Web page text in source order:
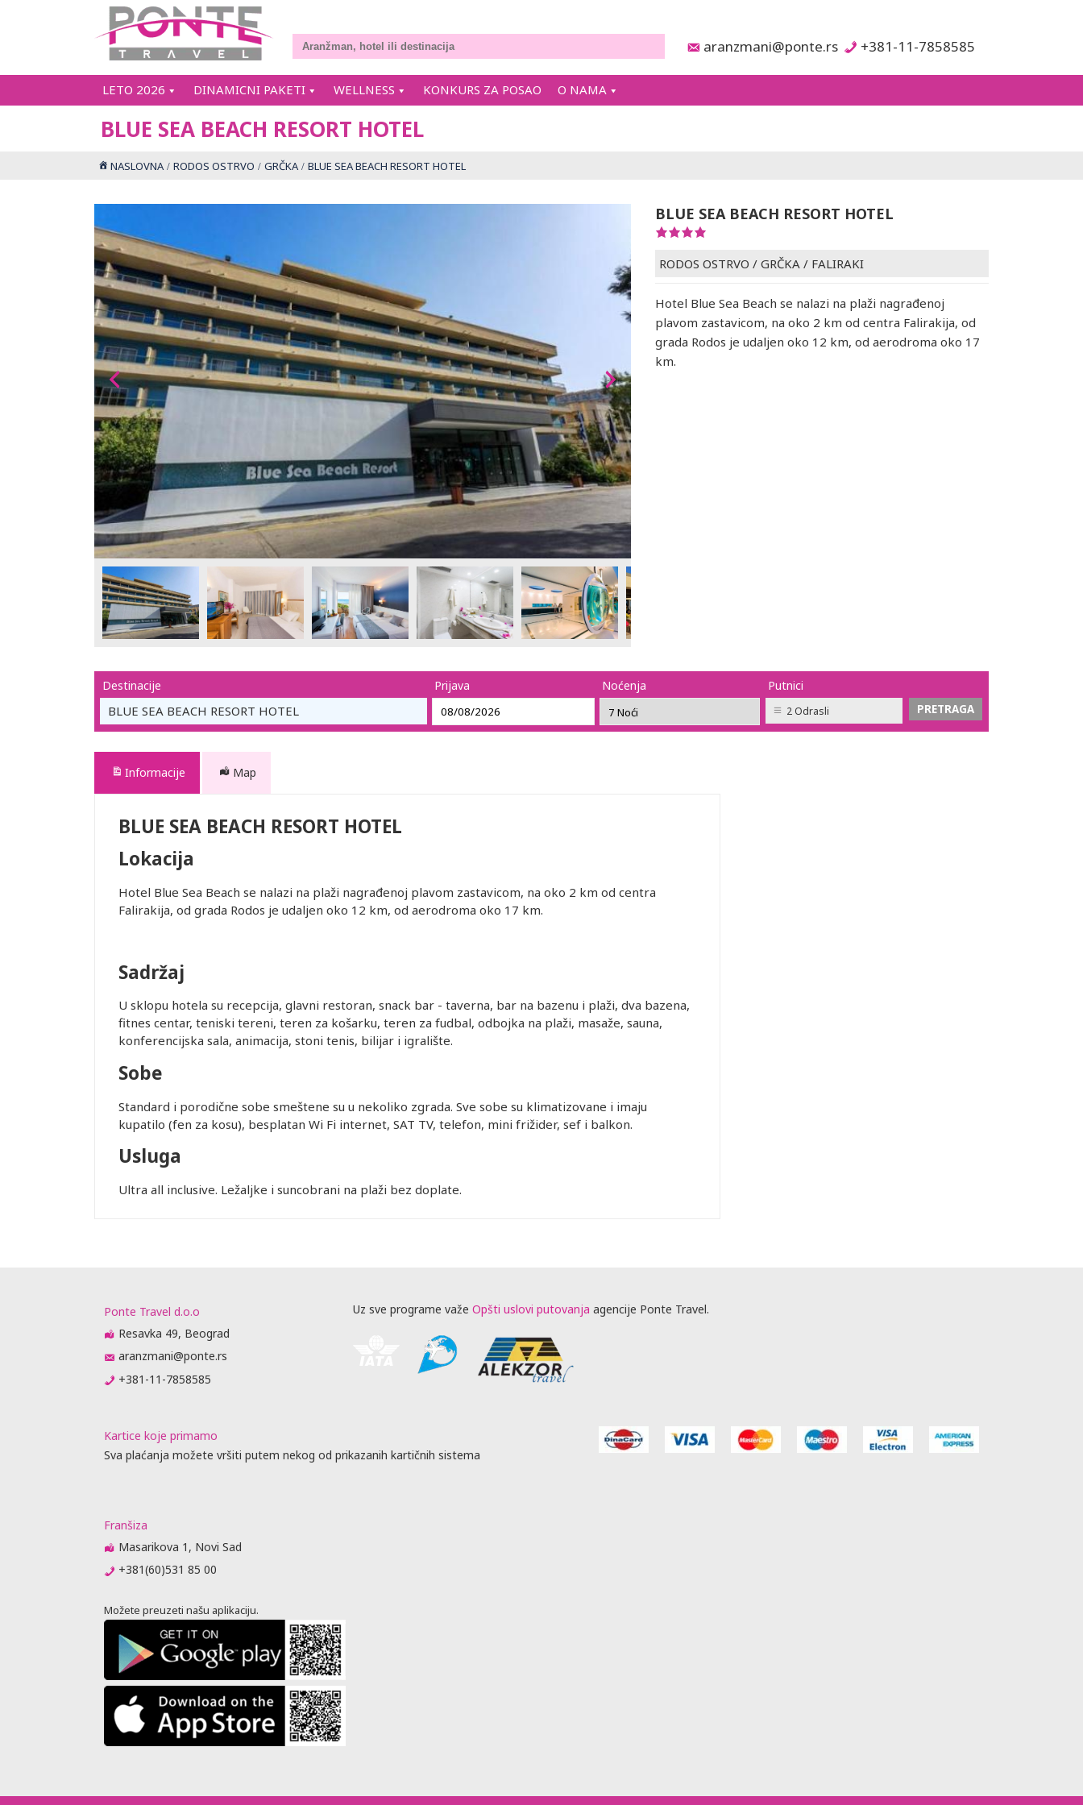
aranzmani@ponte.rs +381-11-7858585
LETO 2026 DINAMICNI PAKETI WELLNESS KONKURS ZA POSAO O NAMA
BLUE SEA BEACH RESORT HOTEL
NASLOVNA RODOS OSTRVO GRČKA BLUE SEA BEACH RESORT HOTEL
BLUE SEA BEACH RESORT HOTEL
RODOS OSTRVO / GRČKA / FALIRAKI
Hotel Blue Sea Beach se nalazi na plaži nagrađenoj
plavom zastavicom, na oko 2 km od centra Falirakija, od
grada Rodos je udaljen oko 12 km, od aerodroma oko 17
km.
Destinacije
BLUE SEA BEACH RESORT HOTEL
Prijava Noćenja Putnici
2 Odrasli
Informacije Map
BLUE SEA BEACH RESORT HOTEL
Lokacija
Hotel Blue Sea Beach se nalazi na plaži nagrađenoj plavom zastavicom, na oko 2 km od centra
Falirakija, od grada Rodos je udaljen oko 12 km, od aerodroma oko 17 km.
Sadržaj
U sklopu hotela su recepcija, glavni restoran, snack bar - taverna, bar na bazenu i plaži, dva bazena,
fitnes centar, teniski tereni, teren za košarku, teren za fudbal, odbojka na plaži, masaže, sauna,
konferencijska sala, animacija, stoni tenis, bilijar i igralište.
Sobe
Standard i porodične sobe smeštene su u nekoliko zgrada. Sve sobe su klimatizovane i imaju
kupatilo (fen za kosu), besplatan Wi Fi internet, SAT TV, telefon, mini frižider, sef i balkon.
Usluga
Ultra all inclusive. Ležaljke i suncobrani na plaži bez doplate.
Ponte Travel d.o.o
Resavka 49, Beograd
aranzmani@ponte.rs
+381-11-7858585
Uz sve programe važe Opšti uslovi putovanja agencije Ponte Travel.
Kartice koje primamo
Sva plaćanja možete vršiti putem nekog od prikazanih kartičnih sistema
Franšiza
Masarikova 1, Novi Sad
+381(60)531 85 00
Možete preuzeti našu aplikaciju.